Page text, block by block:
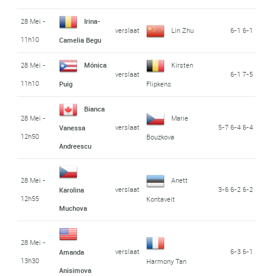
28 Mei -
11h10
Irina-
Camelia Begu
verslaat Lin Zhu 6-1 6-1
28 Mei -
11h10
Mónica
Puig
verslaat
Kirsten
Flipkens
6-1 7-5
28 Mei -
12h50
Bianca
Vanessa
Andreescu
verslaat
Marie
Bouzkova
5-7 6-4 6-4
28 Mei -
12h55
Karolina
Muchova
verslaat
Anett
Kontaveit
3-6 6-2 6-2
28 Mei -
13h30
Amanda
Anisimova
verslaat
Harmony Tan
6-3 6-1